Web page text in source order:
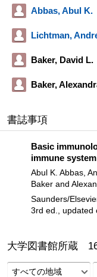
Abbas, Abul K.
Lichtman,
Baker, David L.
Baker,
書誌事項
Basic
immune system
Abul K. Abbas,
Baker and
Saunders/
3rd ed., updated
大学図書館所蔵
すべての地域